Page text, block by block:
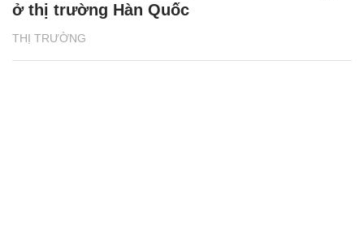
THỊ TRƯỜNG
ở thị trường Hàn Quốc